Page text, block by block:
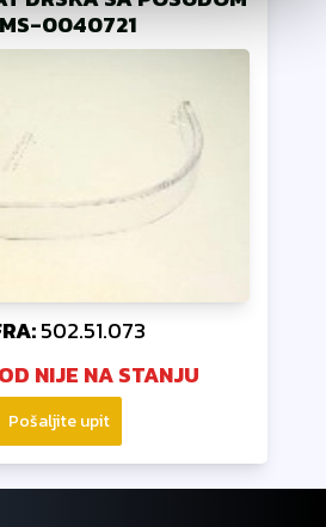
MS-0040721
502.51.073
NIJE NA STANJU
Pošaljite upit